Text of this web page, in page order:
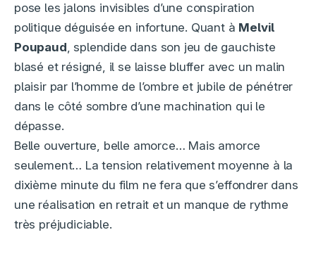
pose les jalons invisibles d’une conspiration
politique déguisée en infortune. Quant à Melvil
Poupaud, splendide dans son jeu de gauchiste
blasé et résigné, il se laisse bluffer avec un malin
plaisir par l’homme de l’ombre et jubile de pénétrer
dans le côté sombre d’une machination qui le
dépasse.
Belle ouverture, belle amorce… Mais amorce
seulement… La tension relativement moyenne à la
dixième minute du film ne fera que s’effondrer dans
une réalisation en retrait et un manque de rythme
très préjudiciable.